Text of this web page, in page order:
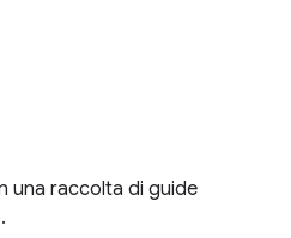
una raccolta di guide